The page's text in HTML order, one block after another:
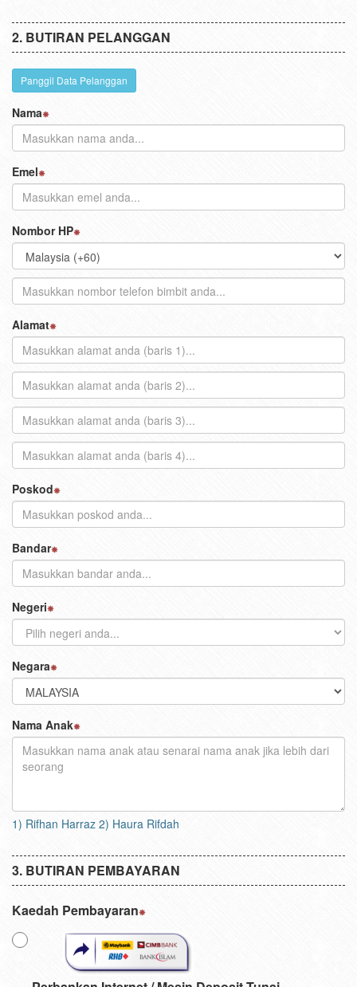
BUTIRAN PELANGGAN
Panggil Data Pelanggan
Nama
Emel
Nombor HP
Alamat
Poskod
Bandar
Negeri
Negara
Nama Anak
1) Rifhan Harraz 2) Haura Rifdah
BUTIRAN PEMBAYARAN
Kaedah Pembayaran